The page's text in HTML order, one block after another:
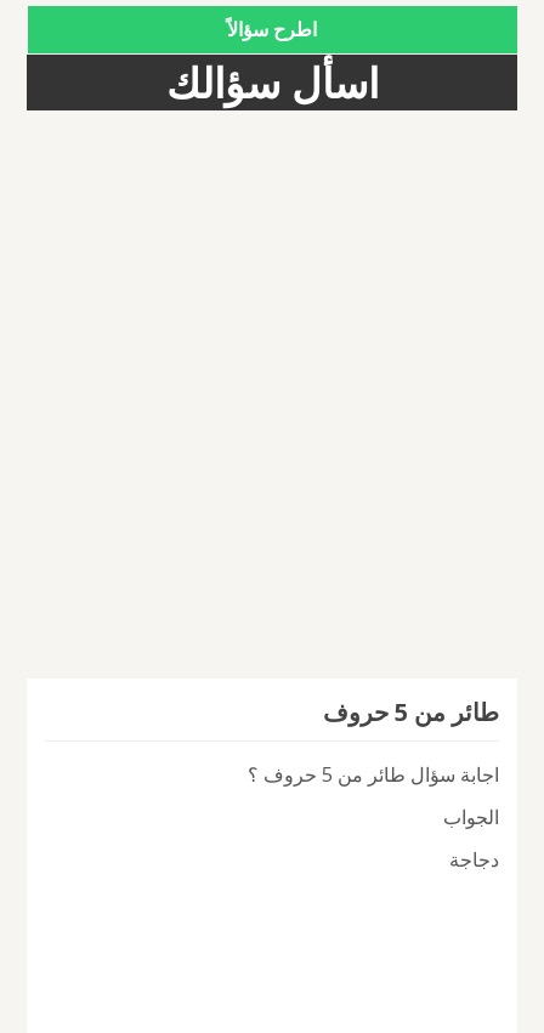
اطرح سؤالاً
اسأل سؤالك
طائر من 5 حروف
اجابة سؤال طائر من 5 حروف ؟
الجواب
دجاجة